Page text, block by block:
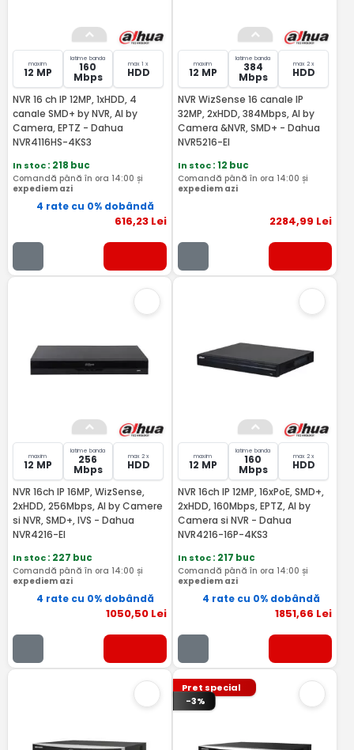
maxim
12 MP
latime banda
160
Mbps
max 1 x
HDD
NVR 16 ch IP 12MP, 1xHDD, 4
canale SMD+ by NVR, AI by
Camera, EPTZ - Dahua
NVR4116HS-4KS3
In stoc: 218 buc
Comandă până în ora 14:00 și
expediem azi
4 rate cu 0% dobândă
616,23Lei
maxim
12 MP
latime banda
384
Mbps
max 2 x
HDD
NVR WizSense 16 canale IP
32MP, 2xHDD, 384Mbps, AI by
Camera &NVR, SMD+ - Dahua
NVR5216-EI
In stoc: 12 buc
Comandă până în ora 14:00 și
expediem azi
2284,99 Lei
maxim
12 MP
latime banda
256
Mbps
max 2 x
HDD
NVR 16ch IP 16MP, WizSense,
2xHDD, 256Mbps, AI by Camere
si NVR, SMD+, IVS - Dahua
NVR4216-EI
In stoc: 227 buc
Comandă până în ora 14:00 și
expediem azi
4 rate cu 0% dobândă
1050,50Lei
maxim
12 MP
latime banda
160
Mbps
max 2 x
HDD
NVR 16ch IP 12MP, 16xPoE, SMD+,
2xHDD, 160Mbps, EPTZ, AI by
Camera si NVR - Dahua
NVR4216-16P-4KS3
In stoc: 217 buc
Comandă până în ora 14:00 și
expediem azi
4 rate cu 0% dobândă
1851,66 Lei
Pret special
-3%